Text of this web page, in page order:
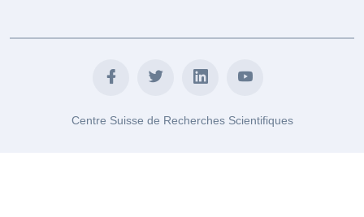
Centre Suisse de Recherches Scientifiques